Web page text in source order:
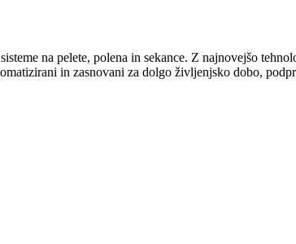
na pelete, polena in sekance. Z najnovejšo
in zasnovani za dolgo življenjsko dobo,